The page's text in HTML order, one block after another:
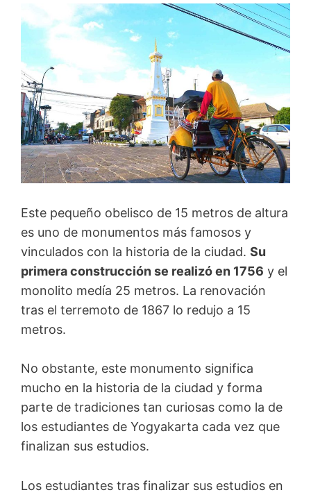
Este pequeño obelisco de 15 metros de altura
es uno de monumentos más famosos y
vinculados con la historia de la ciudad. Su
primera construcción se realizó en 1756 y el
monolito medía 25 metros. La renovación
tras el terremoto de 1867 lo redujo a 15
metros.
No obstante, este monumento significa
mucho en la historia de la ciudad y forma
parte de tradiciones tan curiosas como la de
los estudiantes de Yogyakarta cada vez que
finalizan sus estudios.
Los estudiantes tras finalizar sus estudios en